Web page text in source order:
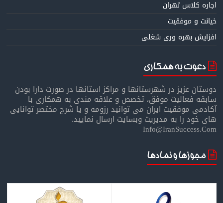
اجاره کلاس تهران
خیانت و موفقیت
افزایش بهره وری شغلی
دعوت به همکاری
دوستان عزیز در شهرستانها و مراکز استانها در صورت دارا بودن
سابقه فعالیت موفق، تخصص و علاقه مندی به همکاری با
آکادمی موفقیت ایران می توانید رزومه و یا شرح مختصر توانایی
های خود را به مدیریت وبسایت ارسال نمایید.
Info@IranSuccess.Com
مجوزها و نمادها